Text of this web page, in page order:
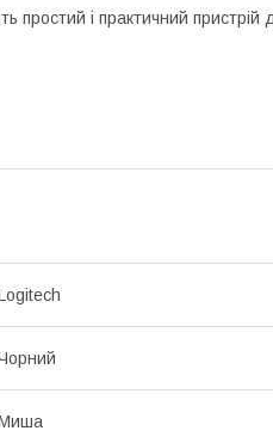
простий і практичний пристрій